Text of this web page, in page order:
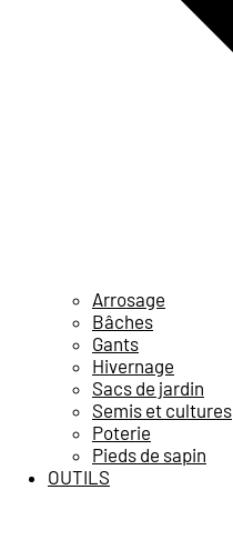
Arrosage
Bâches
Gants
Hivernage
Sacs de jardin
Semis et cultures
Poterie
Pieds de sapin
OUTILS